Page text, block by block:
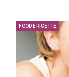
FOOD E RICETTE